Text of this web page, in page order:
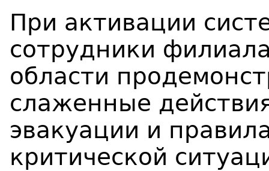
При активации
сотрудники
области
слаженные
эвакуации и
критической